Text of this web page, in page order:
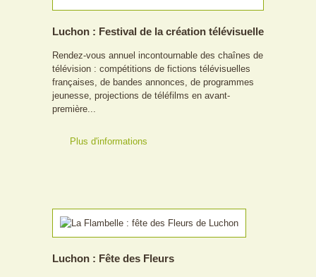
Luchon : Festival de la création télévisuelle
Rendez-vous annuel incontournable des chaînes de
télévision : compétitions de fictions télévisuelles
françaises, de bandes annonces, de programmes
jeunesse, projections de téléfilms en avant-
première...
Plus d'informations
Luchon : Fête des Fleurs